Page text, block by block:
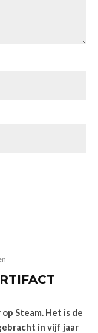
Steam. Het is de
in vijf jaar